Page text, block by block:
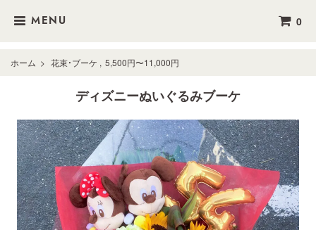
MENU 0
ホーム > 花束・ブーケ , 5,500円〜11,000円
ディズニーぬいぐるみブーケ